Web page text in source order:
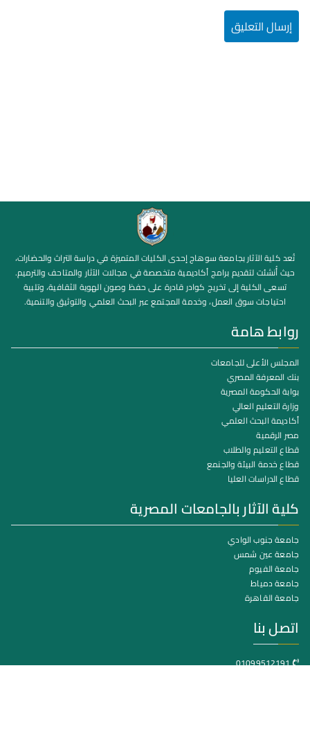
تُعد كلية الآثار بجامعة سوهاج إحدى الكليات المتميزة في دراسة التراث والحضارات،
حيث أُنشئت لتقديم برامج أكاديمية متخصصة في مجالات الآثار والمتاحف والترميم.
تسعى الكلية إلى تخريج كوادر قادرة على حفظ وصون الهوية الثقافية، وتلبية
احتياجات سوق العمل، وخدمة المجتمع عبر البحث العلمي والتوثيق والتنمية.
روابط هامة
المجلس الأعلى للجامعات
بنك المعرفة المصري
بوابة الحكومة المصرية
وزارة التعليم العالي
أكاديمة البحث العلمي
مصر الرقمية
قطاع التعليم والطلاب
قطاع خدمة البيئة والجنمع
قطاع الدراسات العليا
كلية الآثار بالجامعات المصرية
جامعة جنوب الوادي
جامعة عين شمس
جامعة الفيوم
جامعة دمياط
جامعة القاهرة
اتصل بنا
01099512191